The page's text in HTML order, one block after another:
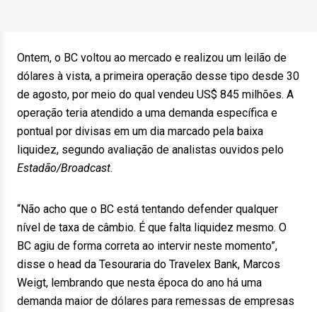
Ontem, o BC voltou ao mercado e realizou um leilão de
dólares à vista, a primeira operação desse tipo desde 30
de agosto, por meio do qual vendeu US$ 845 milhões. A
operação teria atendido a uma demanda específica e
pontual por divisas em um dia marcado pela baixa
liquidez, segundo avaliação de analistas ouvidos pelo
Estadão/Broadcast.
“Não acho que o BC está tentando defender qualquer
nível de taxa de câmbio. É que falta liquidez mesmo. O
BC agiu de forma correta ao intervir neste momento”,
disse o head da Tesouraria do Travelex Bank, Marcos
Weigt, lembrando que nesta época do ano há uma
demanda maior de dólares para remessas de empresas